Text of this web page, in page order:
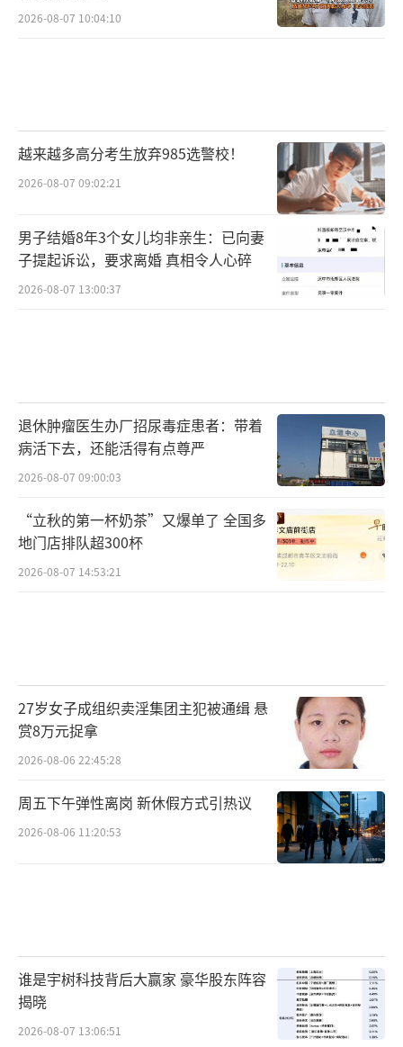
2026-08-07 10:04:10
越来越多高分考生放弃985选警校！
2026-08-07 09:02:21
男子结婚8年3个女儿均非亲生：已向妻
子提起诉讼，要求离婚 真相令人心碎
2026-08-07 13:00:37
退休肿瘤医生办厂招尿毒症患者：带着
病活下去，还能活得有点尊严
2026-08-07 09:00:03
“立秋的第一杯奶茶”又爆单了 全国多
地门店排队超300杯
2026-08-07 14:53:21
27岁女子成组织卖淫集团主犯被通缉 悬
赏8万元捉拿
2026-08-06 22:45:28
周五下午弹性离岗 新休假方式引热议
2026-08-06 11:20:53
谁是宇树科技背后大赢家 豪华股东阵容
揭晓
2026-08-07 13:06:51